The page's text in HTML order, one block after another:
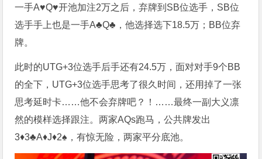
一手A♥Q♥开池加注2万之后，弃牌到SB位选手，SB位
选手手上也是一手A♣Q♣，他选择选下18.5万；BB位弃
牌。
此时的UTG+3位选手后手还有24.5万，面对对手9个BB
的全下，UTG+3位选手思考了很久时间，还用掉了一张
思考延时卡……他不会弃牌吧？！……最终一副大义凛
然的模样选择跟注。两家AQs跑马，公共牌发出
3♦3♣A♦J♦2♠，有惊无险，两家平分底池。